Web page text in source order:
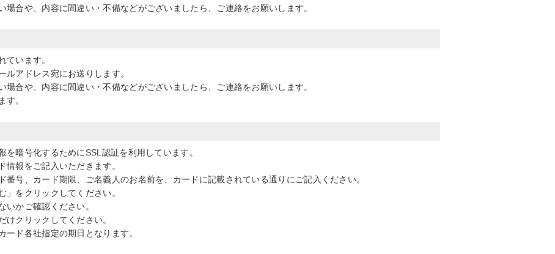
場合や、内容に間違い・不備などがございましたら、ご連絡をお願いします。
ています。
ルアドレス宛にお送りします。
場合や、内容に間違い・不備などがございましたら、ご連絡をお願いします。
す。
を暗号化するためにSSL認証を利用しています。
情報をご記入いただきます。
番号、カード期限、ご名義人のお名前を、カードに記載されている通りにご記入ください。
をクリックしてください。
いかご確認ください。
けクリックしてください。
ド各社指定の期日となります。